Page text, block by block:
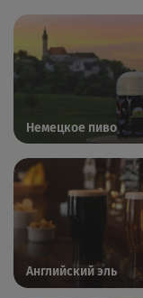
Немецкое пиво
Английский эль